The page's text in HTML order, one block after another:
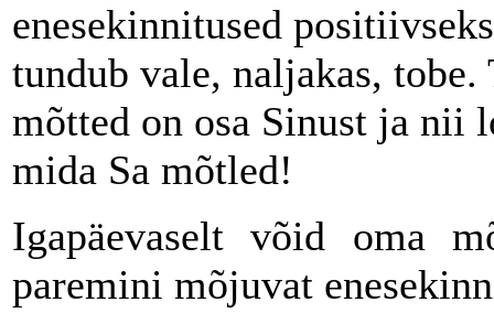
enesekinnitused
tundub vale, naljakas, tobe.
mõtted on osa Sinust ja nii
mida Sa mõtled!
Igapäevaselt võid oma
paremini mõjuvat